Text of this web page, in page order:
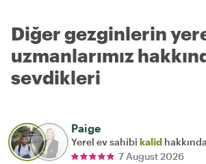
Diğer gezginlerin
uzmanlarımız
sevdikleri
Paige
Yerel ev sahibi kalid hakkında
7 August 2026